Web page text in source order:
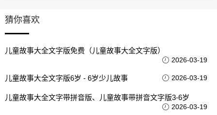
猜你喜欢
儿童故事大全文字版免费（儿童故事大全文字版）
2026-03-19
儿童故事大全文字版6岁 - 6岁少儿故事 2026-03-19
儿童故事大全文字带拼音版、儿童故事带拼音文字版3-6岁
2026-03-19